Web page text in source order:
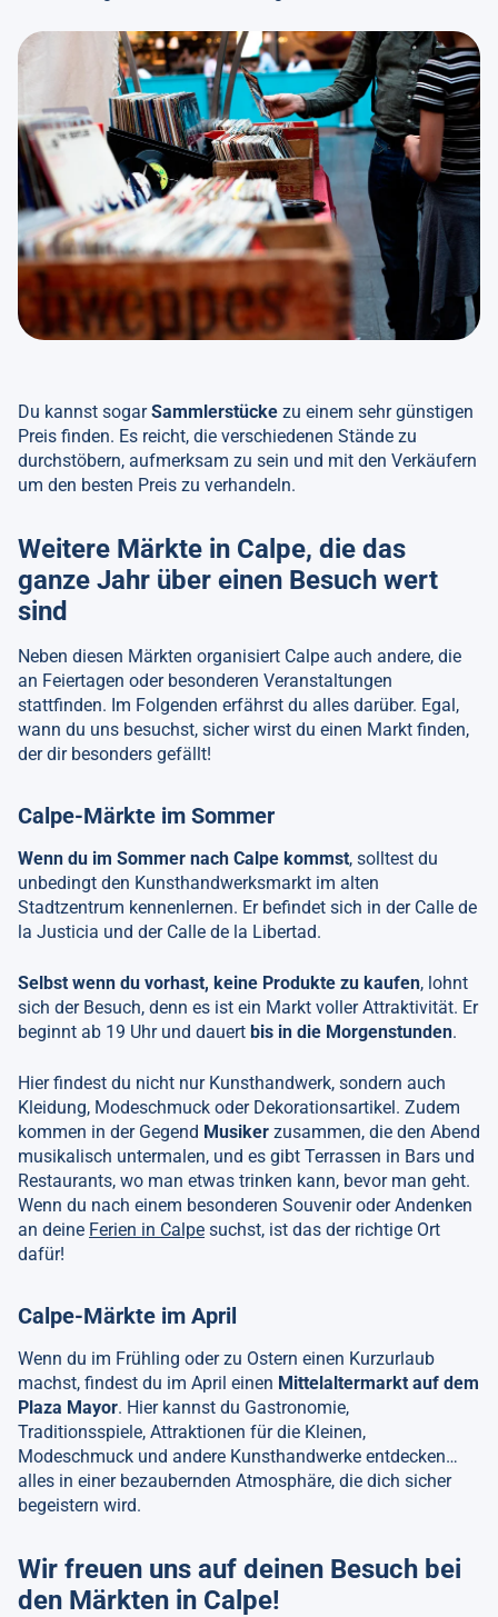
Du kannst sogarSammlerstücke zu einem sehr günstigen
Preis finden. Es reicht, die verschiedenen Stände zu
durchstöbern, aufmerksam zu sein und mit den Verkäufern
um den besten Preis zu verhandeln.
Weitere Märkte in Calpe, die das
ganze Jahr über einen Besuch wert
sind
Neben diesen Märkten organisiert Calpe auch andere, die
an Feiertagen oder besonderen Veranstaltungen
stattfinden. Im Folgenden erfährst du alles darüber. Egal,
wann du uns besuchst, sicher wirst du einen Markt finden,
der dir besonders gefällt!
Calpe-Märkte im Sommer
Wenn du im Sommer nach Calpe kommst, solltest du
unbedingt den Kunsthandwerksmarkt im alten
Stadtzentrum kennenlernen. Er befindet sich in der Calle de
la Justicia und der Calle de la Libertad.
Selbst wenn du vorhast, keine Produkte zu kaufen, lohnt
sich der Besuch, denn es ist ein Markt voller Attraktivität. Er
beginnt ab 19 Uhr und dauert bis in die Morgenstunden.
Hier findest du nicht nur Kunsthandwerk, sondern auch
Kleidung, Modeschmuck oder Dekorationsartikel. Zudem
kommen in der Gegend Musiker zusammen, die den Abend
musikalisch untermalen, und es gibt Terrassen in Bars und
Restaurants, wo man etwas trinken kann, bevor man geht.
Wenn du nach einem besonderen Souvenir oder Andenken
an deine Ferien in Calpe suchst, ist das der richtige Ort
dafür!
Calpe-Märkte im April
Wenn du im Frühling oder zu Ostern einen Kurzurlaub
machst, findest du im April einen Mittelaltermarkt auf dem
Plaza Mayor. Hier kannst du Gastronomie,
Traditionsspiele, Attraktionen für die Kleinen,
Modeschmuck und andere Kunsthandwerke entdecken…
alles in einer bezaubernden Atmosphäre, die dich sicher
begeistern wird.
Wir freuen uns auf deinen Besuch bei
den Märkten in Calpe!